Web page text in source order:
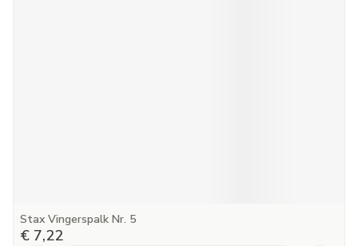
Stax Vingerspalk Nr. 5
€ 7,22